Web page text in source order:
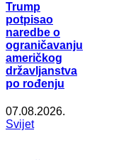
Trump
potpisao
naredbe o
ograničavanju
američkog
državljanstva
po rođenju
07.08.2026.
Svijet